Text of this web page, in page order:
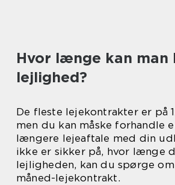
Hvor længe kan man
lejlighed?
De fleste lejekontrakter er på
men du kan måske forhandle
længere lejeaftale med din
ikke er sikker på, hvor længe
lejligheden, kan du spørge
måned-lejekontrakt.